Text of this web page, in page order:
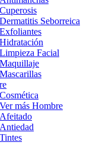
Cuperosis
Dermatitis Seborreica
Exfoliantes
Hidratación
Limpieza Facial
Maquillaje
Mascarillas
Cosmética
Ver más Hombre
Afeitado
Antiedad
Tintes